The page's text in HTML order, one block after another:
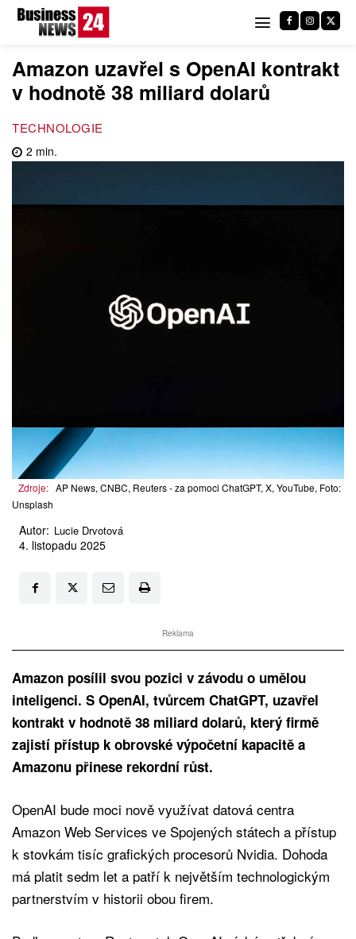
Amazon uzavřel s OpenAI kontrakt
v hodnotě 38 miliard dolarů
TECHNOLOGIE
2 min.
Zdroje: AP News, CNBC, Reuters - za pomoci ChatGPT, X, YouTube, Foto:
Unsplash
Autor: Lucie Drvotová
4. listopadu 2025
Reklama
Amazon posílil svou pozici v závodu o umělou
inteligenci. S OpenAI, tvůrcem ChatGPT, uzavřel
kontrakt v hodnotě 38 miliard dolarů, který firmě
zajistí přístup k obrovské výpočetní kapacitě a
Amazonu přinese rekordní růst.
OpenAI bude moci nově využívat datová centra
Amazon Web Services ve Spojených státech a přístup
k stovkám tisíc grafických procesorů Nvidia. Dohoda
má platit sedm let a patří k největším technologickým
partnerstvím v historii obou firem.